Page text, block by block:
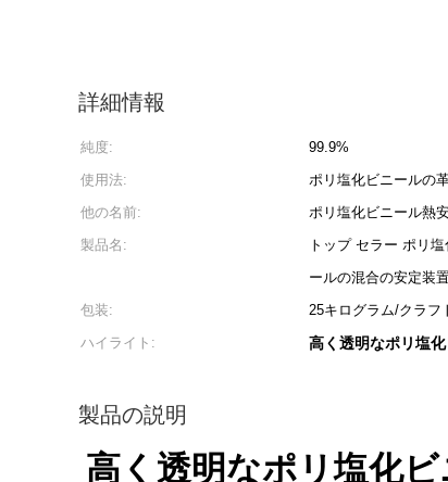
詳細情報
純度: 99.9%
使用法:
ポリ塩化ビニールの
他の名前:
ポリ塩化ビニール熱
製品名:
トップ セラー ポリ
ールの混合の安定装
包装:
25キログラム/クラフ
ハイライト:
高く透明なポリ塩
製品の説明
高く透明なポリ塩化